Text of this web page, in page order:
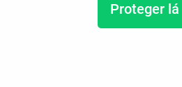
Proteger lá